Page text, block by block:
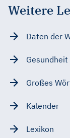
Weitere
Daten der
Gesundheit
Großes
Kalender
Lexikon